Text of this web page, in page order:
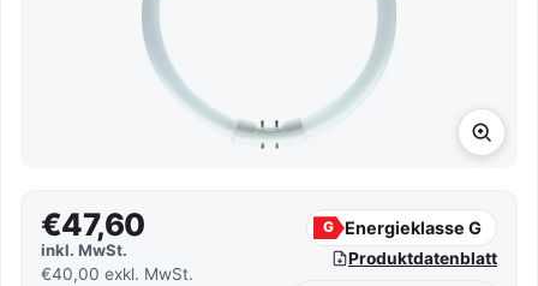
€47,60
inkl. MwSt.
€40,00 exkl. MwSt.
G Energieklasse G
Produktdatenblatt